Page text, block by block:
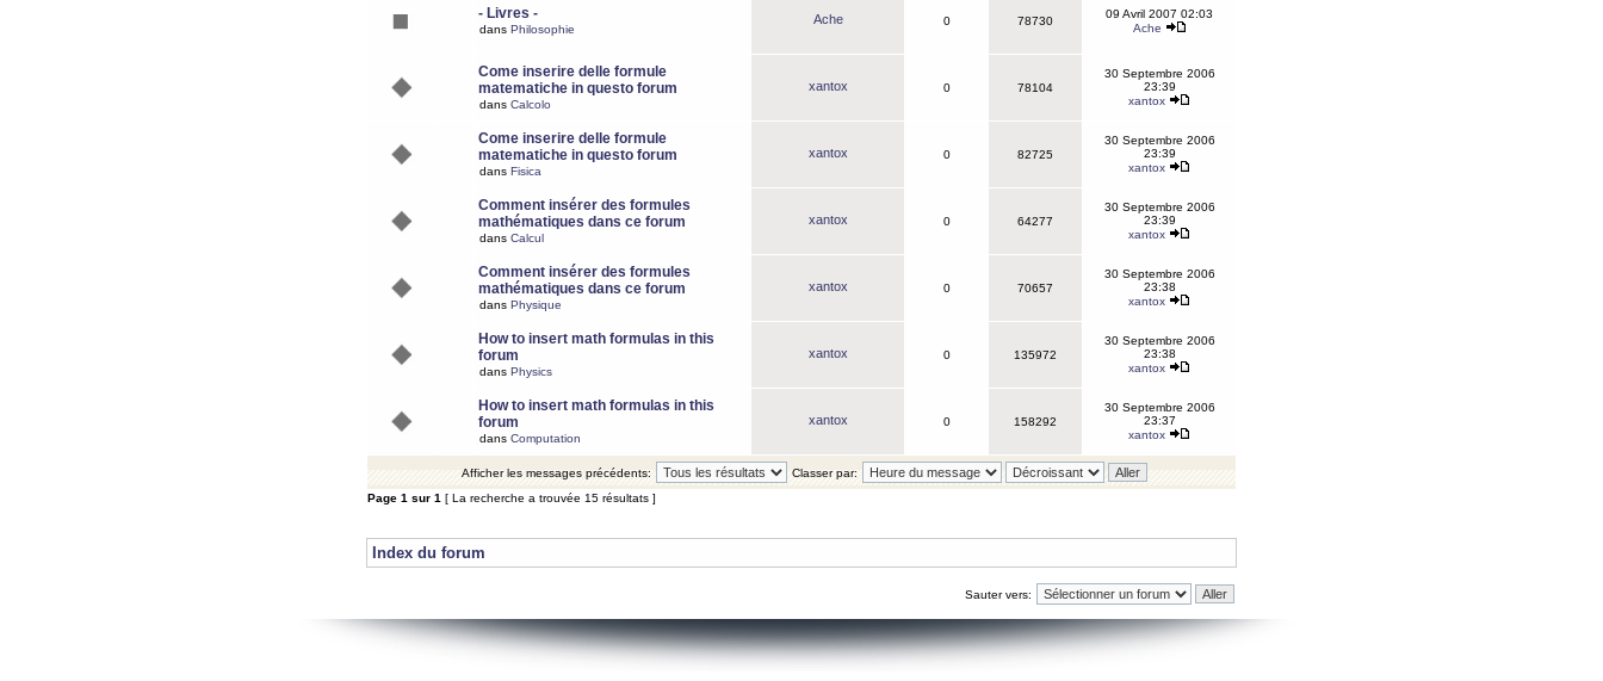
- Livres -
dans Philosophie
Ache 0 78730
09 Avril 2007 02:03
Ache
Come inserire delle formule
matematiche in questo forum
dans Calcolo
xantox 0 78104
30 Septembre 2006
23:39
xantox
Come inserire delle formule
matematiche in questo forum
dans Fisica
xantox 0 82725
30 Septembre 2006
23:39
xantox
Comment insérer des formules
mathématiques dans ce forum
dans Calcul
xantox 0 64277
30 Septembre 2006
23:39
xantox
Comment insérer des formules
mathématiques dans ce forum
dans Physique
xantox 0 70657
30 Septembre 2006
23:38
xantox
How to insert math formulas in this
forum
dans Physics
xantox 0 135972
30 Septembre 2006
23:38
xantox
How to insert math formulas in this
forum
dans Computation
xantox 0 158292
30 Septembre 2006
23:37
xantox
Afficher les messages précédents:
Classer par:
Page 1 sur 1 [ La recherche a trouvée 15 résultats ]
Index du forum
Sauter vers: